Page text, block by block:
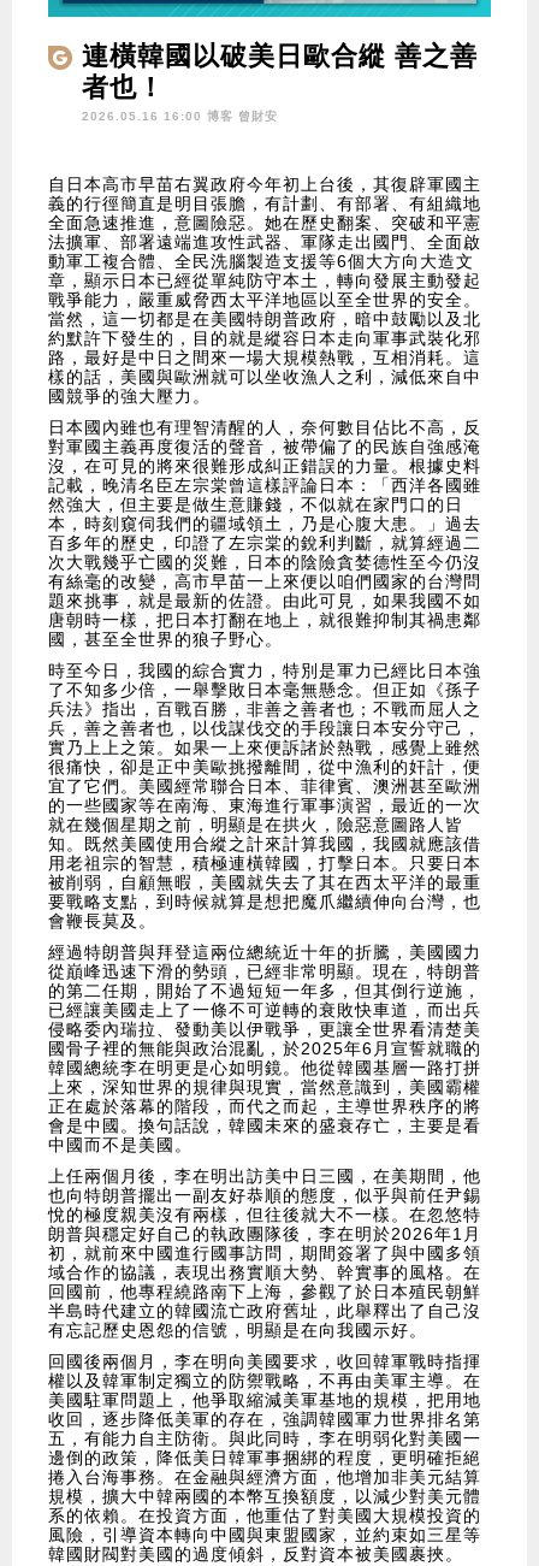
連橫韓國以破美日歐合縱 善之善
者也！
2026.05.16 16:00 博客 曾財安
自日本高市早苗右翼政府今年初上台後，其復辟軍國主
義的行徑簡直是明目張膽，有計劃、有部署、有組織地
全面急速推進，意圖險惡。她在歷史翻案、突破和平憲
法擴軍、部署遠端進攻性武器、軍隊走出國門、全面啟
動軍工複合體、全民洗腦製造支援等6個大方向大造文
章，顯示日本已經從單純防守本土，轉向發展主動發起
戰爭能力，嚴重威脅西太平洋地區以至全世界的安全。
當然，這一切都是在美國特朗普政府，暗中鼓勵以及北
約默許下發生的，目的就是縱容日本走向軍事武裝化邪
路，最好是中日之間來一場大規模熱戰，互相消耗。這
樣的話，美國與歐洲就可以坐收漁人之利，減低來自中
國競爭的強大壓力。
日本國內雖也有理智清醒的人，奈何數目佔比不高，反
對軍國主義再度復活的聲音，被帶偏了的民族自強感淹
沒，在可見的將來很難形成糾正錯誤的力量。根據史料
記載，晚清名臣左宗棠曾這樣評論日本：「西洋各國雖
然強大，但主要是做生意賺錢，不似就在家門口的日
本，時刻窺伺我們的疆域領土，乃是心腹大患。」過去
百多年的歷史，印證了左宗棠的銳利判斷，就算經過二
次大戰幾乎亡國的災難，日本的陰險貪婪德性至今仍沒
有絲毫的改變，高市早苗一上來便以咱們國家的台灣問
題來挑事，就是最新的佐證。由此可見，如果我國不如
唐朝時一樣，把日本打翻在地上，就很難抑制其禍患鄰
國，甚至全世界的狼子野心。
時至今日，我國的綜合實力，特別是軍力已經比日本強
了不知多少倍，一舉擊敗日本毫無懸念。但正如《孫子
兵法》指出，百戰百勝，非善之善者也；不戰而屈人之
兵，善之善者也，以伐謀伐交的手段讓日本安分守己，
實乃上上之策。如果一上來便訴諸於熱戰，感覺上雖然
很痛快，卻是正中美歐挑撥離間，從中漁利的奸計，便
宜了它們。美國經常聯合日本、菲律賓、澳洲甚至歐洲
的一些國家等在南海、東海進行軍事演習，最近的一次
就在幾個星期之前，明顯是在拱火，險惡意圖路人皆
知。既然美國使用合縱之計來計算我國，我國就應該借
用老祖宗的智慧，積極連橫韓國，打擊日本。只要日本
被削弱，自顧無暇，美國就失去了其在西太平洋的最重
要戰略支點，到時候就算是想把魔爪繼續伸向台灣，也
會鞭長莫及。
經過特朗普與拜登這兩位總統近十年的折騰，美國國力
從巔峰迅速下滑的勢頭，已經非常明顯。現在，特朗普
的第二任期，開始了不過短短一年多，但其倒行逆施，
已經讓美國走上了一條不可逆轉的衰敗快車道，而出兵
侵略委內瑞拉、發動美以伊戰爭，更讓全世界看清楚美
國骨子裡的無能與政治混亂，於2025年6月宣誓就職的
韓國總統李在明更是心如明鏡。他從韓國基層一路打拼
上來，深知世界的規律與現實，當然意識到，美國霸權
正在處於落幕的階段，而代之而起，主導世界秩序的將
會是中國。換句話說，韓國未來的盛衰存亡，主要是看
中國而不是美國。
上任兩個月後，李在明出訪美中日三國，在美期間，他
也向特朗普擺出一副友好恭順的態度，似乎與前任尹錫
悅的極度親美沒有兩樣，但往後就大不一樣。在忽悠特
朗普與穩定好自己的執政團隊後，李在明於2026年1月
初，就前來中國進行國事訪問，期間簽署了與中國多領
域合作的協議，表現出務實順大勢、幹實事的風格。在
回國前，他專程繞路南下上海，參觀了於日本殖民朝鮮
半島時代建立的韓國流亡政府舊址，此舉釋出了自己沒
有忘記歷史恩怨的信號，明顯是在向我國示好。
回國後兩個月，李在明向美國要求，收回韓軍戰時指揮
權以及韓軍制定獨立的防禦戰略，不再由美軍主導。在
美國駐軍問題上，他爭取縮減美軍基地的規模，把用地
收回，逐步降低美軍的存在，強調韓國軍力世界排名第
五，有能力自主防衛。與此同時，李在明弱化對美國一
邊倒的政策，降低美日韓軍事捆綁的程度，更明確拒絕
捲入台海事務。在金融與經濟方面，他增加非美元結算
規模，擴大中韓兩國的本幣互換額度，以減少對美元體
系的依賴。在投資方面，他重估了對美國大規模投資的
風險，引導資本轉向中國與東盟國家，並約束如三星等
韓國財閥對美國的過度傾斜，反對資本被美國裹挾。